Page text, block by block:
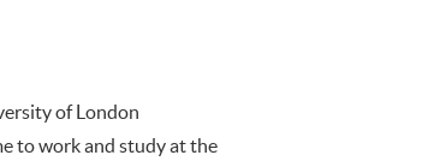
of London
to work and study at the